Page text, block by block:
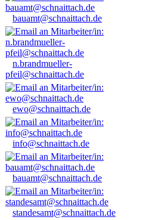
bauamt@schnaittach.de
n.brandmueller-
pfeil@schnaittach.de
ewo@schnaittach.de
info@schnaittach.de
bauamt@schnaittach.de
standesamt@schnaittach.de